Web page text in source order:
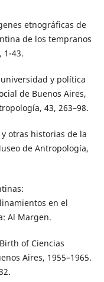
etnográficas de
de los tempranos
1-43.
y política
de Buenos Aires,
43, 263–98.
otras historias de la
de Antropología,
en el
Al Margen.
of Ciencias
Aires, 1955–1965.